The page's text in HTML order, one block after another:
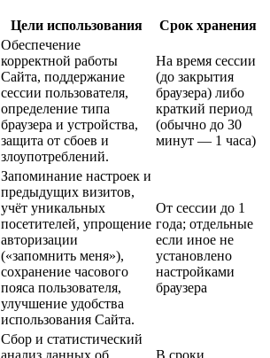
Цели использования Срок хранения
Обеспечение
корректной работы
Сайта, поддержание
сессии пользователя,
определение типа
браузера и устройства,
защита от сбоев и
злоупотреблений.
На время сессии
(до закрытия
браузера) либо
краткий период
(обычно до 30
минут — 1 часа)
Запоминание настроек и
предыдущих визитов,
учёт уникальных
посетителей, упрощение
авторизации
(«запомнить меня»),
сохранение часового
пояса пользователя,
улучшение удобства
использования Сайта.
От сессии до 1
года; отдельные
если иное не
установлено
настройками
браузера
Сбор и статистический
анализ данных об
В сроки,